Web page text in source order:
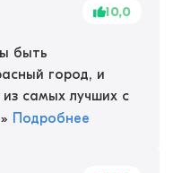
10,0
быть
город, и
самых лучших с
» Подробнее